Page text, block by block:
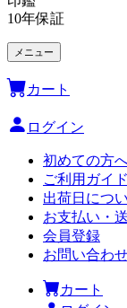
10年保証
メニュー
カート
ログイン
初めての方
ご利用ガイド
出荷日につ
お支払い・
会員登録
お問い合わ
カート